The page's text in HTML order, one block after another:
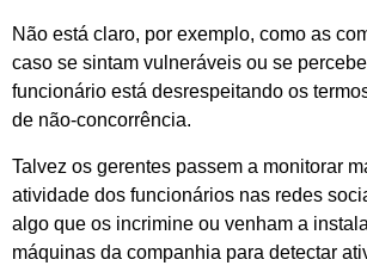
Não está claro, por exemplo, como as
caso se sintam vulneráveis ou se
funcionário está desrespeitando os
de não-concorrência.
Talvez os gerentes passem a monitorar
atividade dos funcionários nas redes
algo que os incrimine ou venham a
máquinas da companhia para detectar